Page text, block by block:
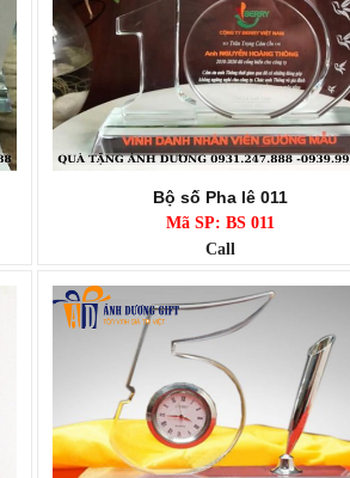
Bộ số Pha lê 011
Mã SP: BS 011
Call